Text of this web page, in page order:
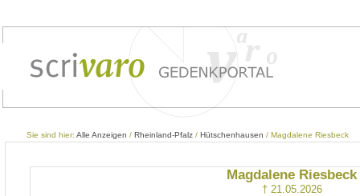
Sie sind hier: Alle Anzeigen / Rheinland-Pfalz / Hütschenhausen / Magdalene Riesbeck
Magdalene Riesbeck
† 21.05.2026